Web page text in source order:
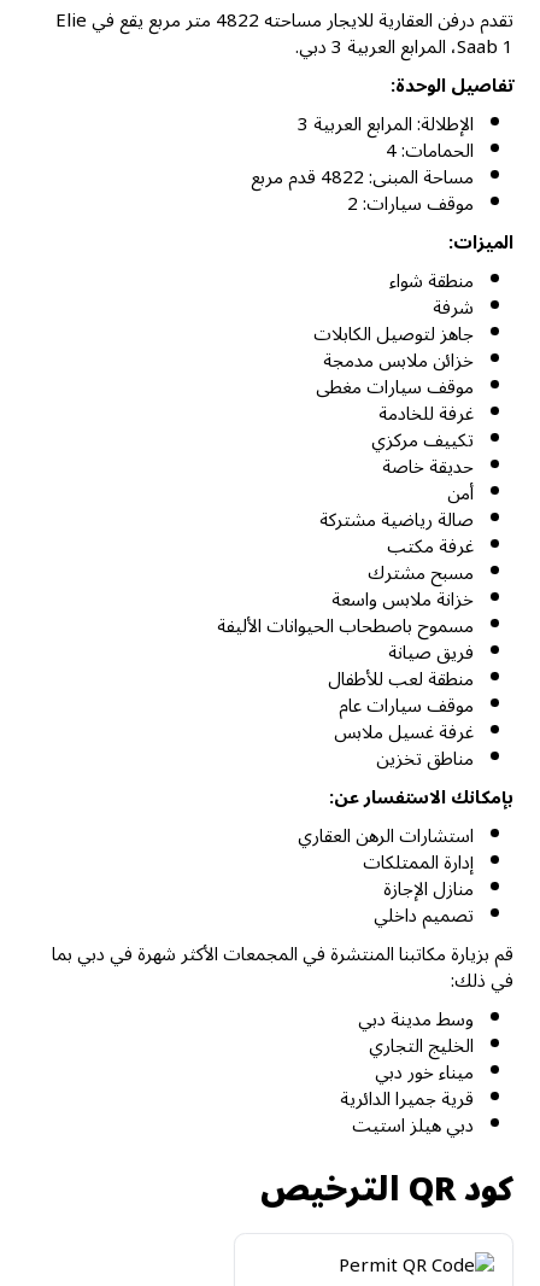
تقدم درفن العقارية للايجار مساحته 4822 متر مربع يقع في Elie
Saab 1، المرابع العربية 3 دبي.
تفاصيل الوحدة:
الإطلالة: المرابع العربية 3
الحمامات: 4
مساحة المبنى: 4822 قدم مربع
موقف سيارات: 2
الميزات:
منطقة شواء
شرفة
جاهز لتوصيل الكابلات
خزائن ملابس مدمجة
موقف سيارات مغطى
غرفة للخادمة
تكييف مركزي
حديقة خاصة
أمن
صالة رياضية مشتركة
غرفة مكتب
مسبح مشترك
خزانة ملابس واسعة
مسموح باصطحاب الحيوانات الأليفة
فريق صيانة
منطقة لعب للأطفال
موقف سيارات عام
غرفة غسيل ملابس
مناطق تخزين
بإمكانك الاستفسار عن:
استشارات الرهن العقاري
إدارة الممتلكات
منازل الإجازة
تصميم داخلي
قم بزيارة مكاتبنا المنتشرة في المجمعات الأكثر شهرة في دبي بما
في ذلك:
وسط مدينة دبي
الخليج التجاري
ميناء خور دبي
قرية جميرا الدائرية
دبي هيلز استيت
كود QR الترخيص